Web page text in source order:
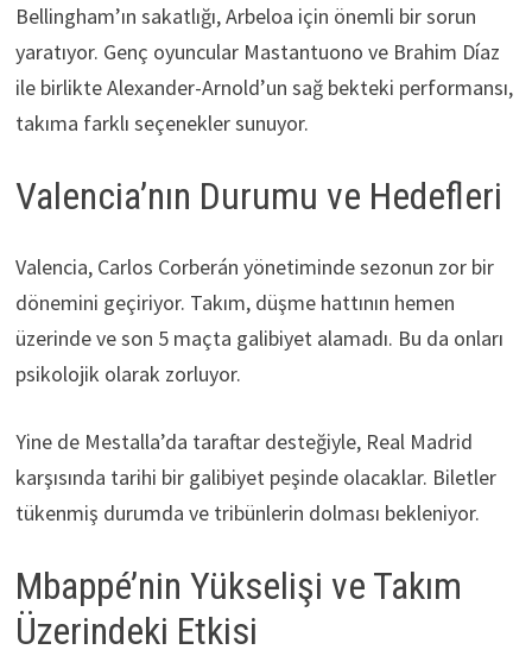
Bellingham’ın sakatlığı, Arbeloa için önemli bir sorun
yaratıyor. Genç oyuncular Mastantuono ve Brahim Díaz
ile birlikte Alexander-Arnold’un sağ bekteki performansı,
takıma farklı seçenekler sunuyor.
Valencia’nın Durumu ve Hedefleri
Valencia, Carlos Corberán yönetiminde sezonun zor bir
dönemini geçiriyor. Takım, düşme hattının hemen
üzerinde ve son 5 maçta galibiyet alamadı. Bu da onları
psikolojik olarak zorluyor.
Yine de Mestalla’da taraftar desteğiyle, Real Madrid
karşısında tarihi bir galibiyet peşinde olacaklar. Biletler
tükenmiş durumda ve tribünlerin dolması bekleniyor.
Mbappé’nin Yükselişi ve Takım
Üzerindeki Etkisi